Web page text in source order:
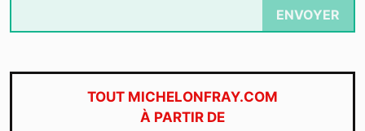
ENVOYER
TOUT MICHELONFRAY.COM
À PARTIR DE